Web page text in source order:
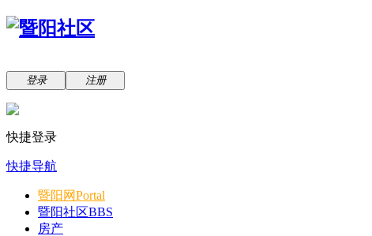
登录 注册
快捷登录
快捷导航
暨阳网Portal
暨阳社区BBS
房产